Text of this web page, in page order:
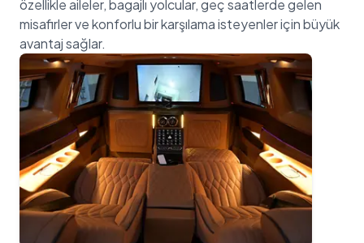
özellikle aileler, bagajlı yolcular, geç saatlerde gelen
misafirler ve konforlu bir karşılama isteyenler için büyük